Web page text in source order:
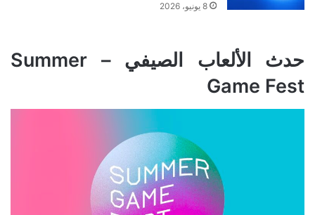
8 يونيو، 2026
حدث الألعاب الصيفي – Summer
Game Fest